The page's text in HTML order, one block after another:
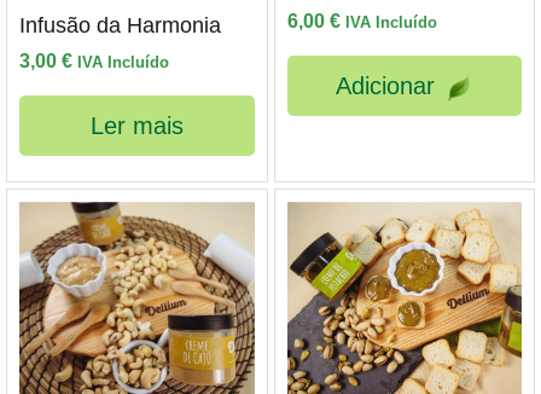
Infusão da Harmonia
3,00 € IVA Incluído
Ler mais
6,00 € IVA Incluído
Adicionar